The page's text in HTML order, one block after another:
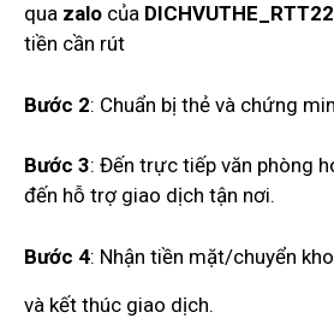
qua zalo của
tiền cần rút
Bước 2: Chuẩn bị thẻ và chứng
Bước 3: Đến trực tiếp văn phòng
đến hỗ trợ giao dịch tận nơi.
Bước 4: Nhận tiền mặt/chuyển
và kết thúc giao dịch.